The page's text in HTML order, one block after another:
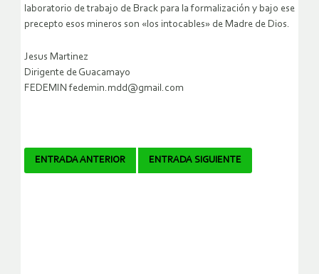
laboratorio de trabajo de Brack para la formalización y bajo ese
precepto esos mineros son «los intocables» de Madre de Dios.
Jesus Martinez
Dirigente de Guacamayo
FEDEMIN fedemin.mdd@gmail.com
Navegador
ENTRADA ANTERIOR ENTRADA SIGUIENTE